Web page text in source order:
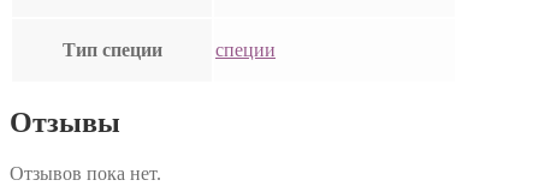
Тип специи специи
Отзывы
Отзывов пока нет.